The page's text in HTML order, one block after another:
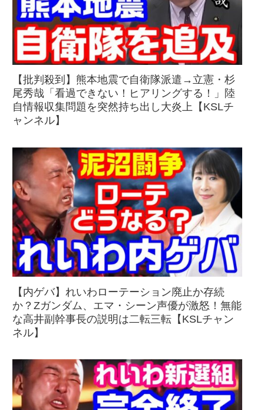
【批判殺到】熊本地震で自衛隊派遣→立憲・杉
尾秀哉「看過できない！ヒアリングする！」陸
自情報収集問題を突然持ち出し大炎上【KSLチ
ャンネル】
【内ゲバ】れいわローテーション廃止か存続
か？Zガンダム、エマ・シーン声優が激怒！無能
な高井副幹事長の説明は二転三転【KSLチャン
ネル】